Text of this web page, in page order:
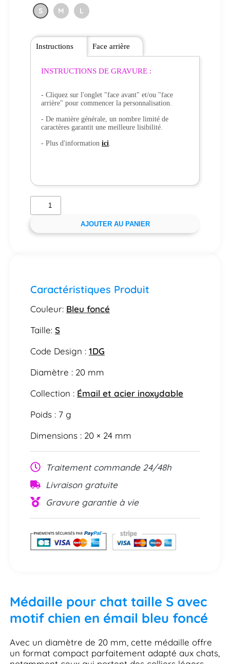
S M L
Instructions
INSTRUCTIONS DE GRAVURE :
- Cliquez sur l'onglet "face avant" et/ou "face
arrière" pour commencer la personnalisation.
- De manière générale, un nombre limité de
caractères garantit une meilleure lisibilité.
- Plus d'information ici.
Face arrière
AJOUTER AU PANIER
Caractéristiques Produit
Couleur: Bleu foncé
Taille: S
Code Design : 1DG
Diamètre : 20 mm
Collection : Émail et acier inoxydable
Poids : 7 g
Dimensions : 20 × 24 mm
Traitement commande 24/48h
Livraison gratuite
Gravure garantie à vie
Médaille pour chat taille S avec
motif chien en émail bleu foncé
Avec un diamètre de 20 mm, cette médaille offre
un format compact parfaitement adapté aux chats,